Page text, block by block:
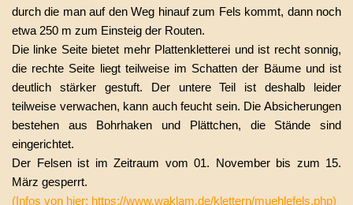
durch die man auf den Weg hinauf zum Fels kommt, dann noch
etwa 250 m zum Einsteig der Routen.
Die linke Seite bietet mehr Plattenkletterei und ist recht sonnig,
die rechte Seite liegt teilweise im Schatten der Bäume und ist
deutlich stärker gestuft. Der untere Teil ist deshalb leider
teilweise verwachen, kann auch feucht sein. Die Absicherungen
bestehen aus Bohrhaken und Plättchen, die Stände sind
eingerichtet.
Der Felsen ist im Zeitraum vom 01. November bis zum 15.
März gesperrt.
(Infos von hier: https://www.waklam.de/klettern/muehlefels.php)